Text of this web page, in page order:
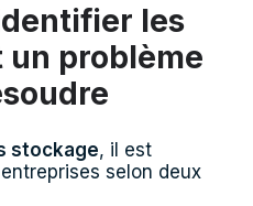
les
problème
stockage, il est
selon deux